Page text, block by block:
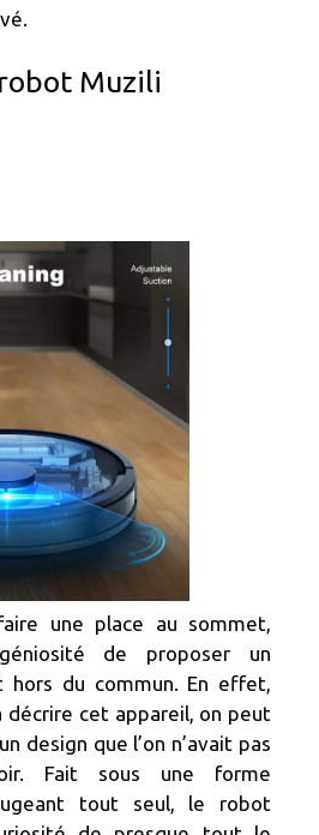
Muzili
une place au sommet,
de proposer un
hors du commun. En effet,
décrire cet appareil, on peut
design que l’on n’avait pas
Fait sous une forme
tout seul, le robot